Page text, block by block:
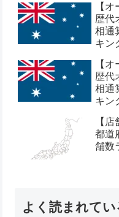
【
歴代
相通
キン
【
歴代
相通
キン
【
都道
舗数
よく読まれてい